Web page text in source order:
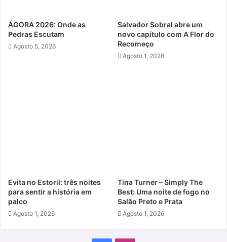
ÁGORA 2026: Onde as
Pedras Escutam
Agosto 5, 2026
Salvador Sobral abre um
novo capítulo com A Flor do
Recomeço
Agosto 1, 2026
Evita no Estoril: três noites
para sentir a história em
palco
Agosto 1, 2026
Tina Turner – Simply The
Best: Uma noite de fogo no
Salão Preto e Prata
Agosto 1, 2026